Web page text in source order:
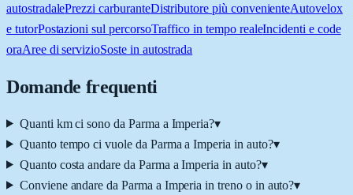
autostradalePrezzi carburanteDistributore più convenienteAutovelox
e tutorPostazioni sul percorsoTraffico in tempo realeIncidenti e code
oraAree di servizioSoste in autostrada
Domande frequenti
Quanti km ci sono da Parma a Imperia?▾
Quanto tempo ci vuole da Parma a Imperia in auto?▾
Quanto costa andare da Parma a Imperia in auto?▾
Conviene andare da Parma a Imperia in treno o in auto?▾